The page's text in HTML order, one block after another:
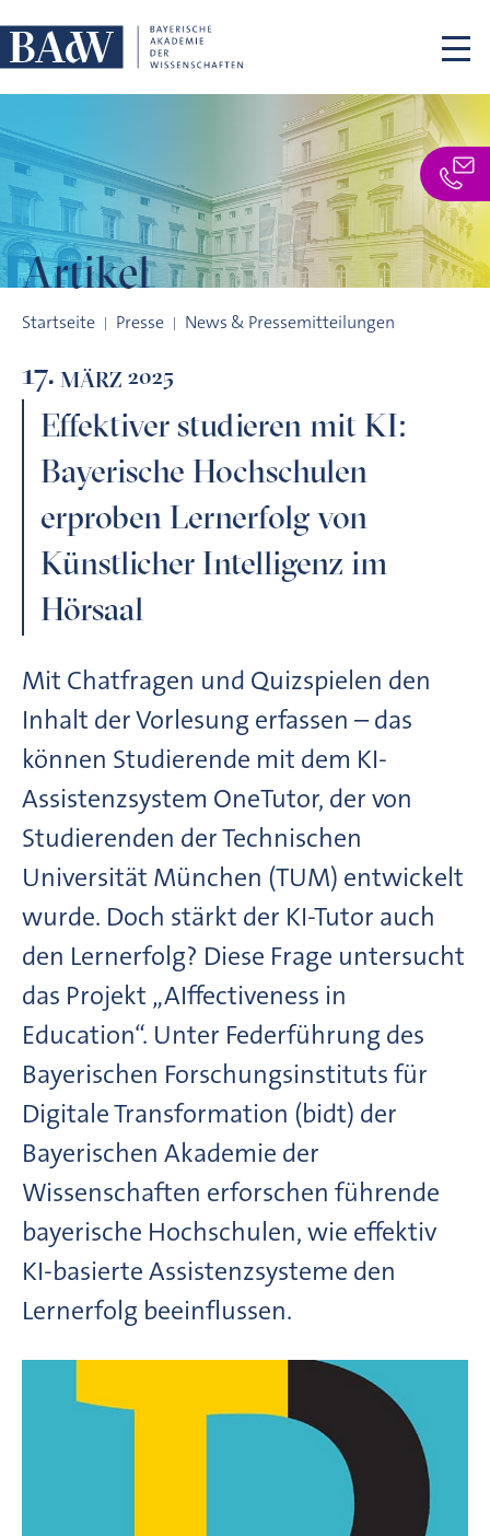
Artikel
Startseite Presse News & Pressemitteilungen
17. MÄRZ 2025
Effektiver studieren mit KI:
Bayerische Hochschulen
erproben Lernerfolg von
Künstlicher Intelligenz im
Hörsaal
Mit Chatfragen und Quizspielen den
Inhalt der Vorlesung erfassen – das
können Studierende mit dem KI-
Assistenzsystem OneTutor, der von
Studierenden der Technischen
Universität München (TUM) entwickelt
wurde. Doch stärkt der KI-Tutor auch
den Lernerfolg? Diese Frage untersucht
das Projekt „AIffectiveness in
Education“. Unter Federführung des
Bayerischen Forschungsinstituts für
Digitale Transformation (bidt) der
Bayerischen Akademie der
Wissenschaften erforschen führende
bayerische Hochschulen, wie effektiv
KI-basierte Assistenzsysteme den
Lernerfolg beeinflussen.